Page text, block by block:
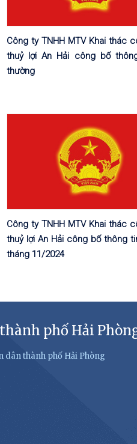
Công ty TNHH MTV Khai thác
thuỷ lợi An Hải công bố
thường
Công ty TNHH MTV Khai thác
thuỷ lợi An Hải công bố thông
tháng 11/2024
phố Hải
dân thành phố Hải Phòng